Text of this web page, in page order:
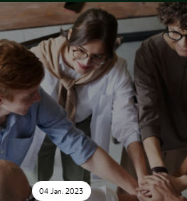
04 Jan. 2023